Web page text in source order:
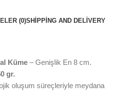
(0)SHIPPING AND DELIVERY
Küme – Genişlik En 8 cm.
gr.
oluşum süreçleriyle meydana